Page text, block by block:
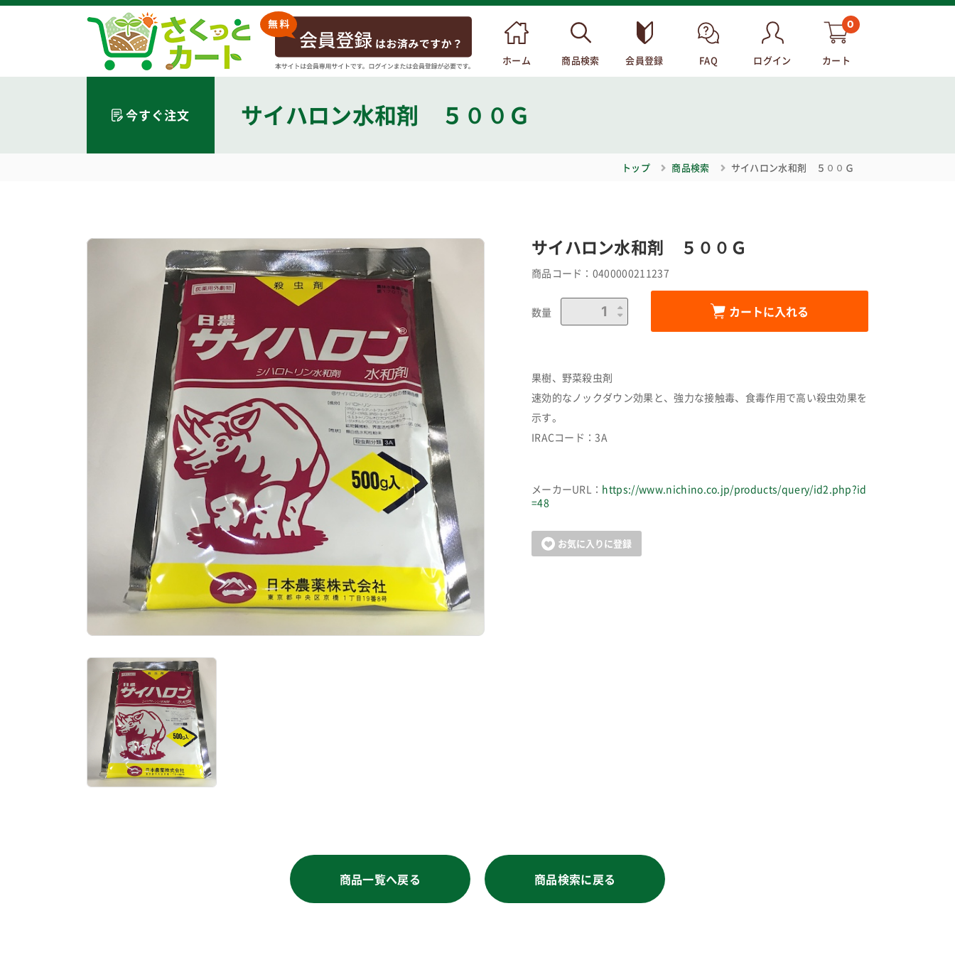
ホーム 商品検索 会員登録 FAQ ログイン
0
カート
今すぐ注文 サイハロン水和剤 ５００Ｇ
トップ 商品検索 サイハロン水和剤 ５００Ｇ
サイハロン水和剤 ５００Ｇ
商品コード： 0400000211237
数量 カートに入れる
カートに追加しました。
お買い物を続ける
果樹、野菜殺虫剤
速効的なノックダウン効果と、強力な接触毒、食毒作用で高い殺虫効果を
示す。
IRACコード：3A
メーカーURL： https://www.nichino.co.jp/products/query/id2.php?id
=48
お気に入りに登録
商品一覧へ戻る 商品検索に戻る